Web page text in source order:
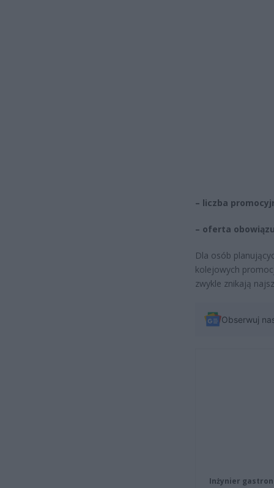
– liczba
– oferta
Dla osób
kolejowych
zwykle znikają
Obserwuj
Inżynier